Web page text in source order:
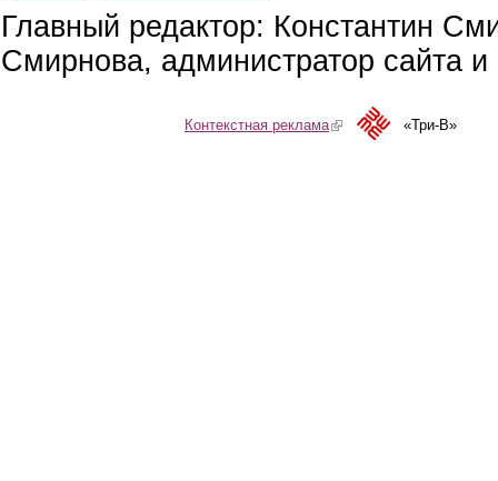
Главный редактор: Константин
Смирнова, администратор сайта
Контекстная реклама(link is external)«Три-В»